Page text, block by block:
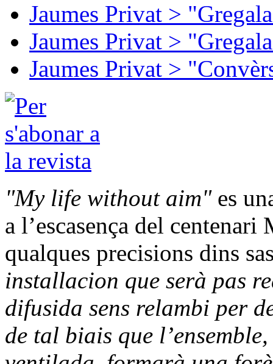
Jaumes Privat >
Jaumes Privat >
Jaumes Privat >
"My life without aim"es
a l’escasença del
qualques precisions dins
installacion que serà pas
difusida sens relambi per
de tal biais que